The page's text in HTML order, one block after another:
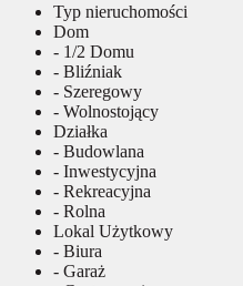
Typ nieruchomości
Dom
- 1/2 Domu
- Bliźniak
- Szeregowy
- Wolnostojący
Działka
- Budowlana
- Inwestycyjna
- Rekreacyjna
- Rolna
Lokal Użytkowy
- Biura
- Garaż